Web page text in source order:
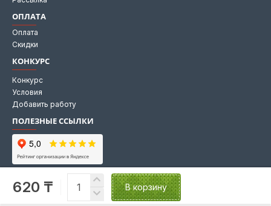
620 ₸ В корзину
ОПЛАТА
Оплата
Скидки
КОНКУРС
Конкурс
Условия
Добавить работу
ПОЛЕЗНЫЕ ССЫЛКИ
Мы на Яндекс картах
Мы в 2GIS